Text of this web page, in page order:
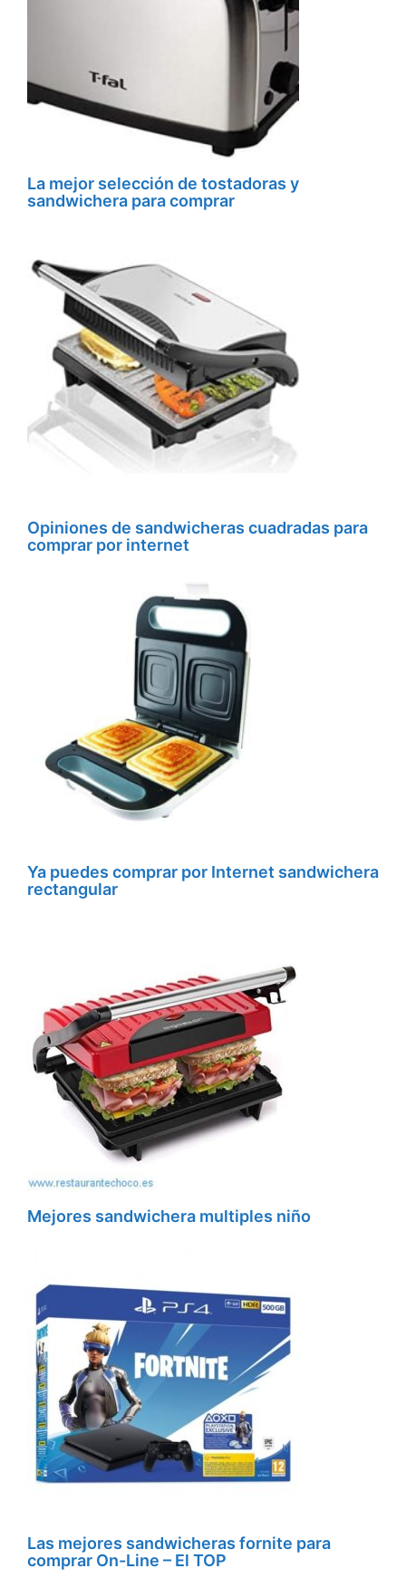
La mejor selección de tostadoras y
sandwichera para comprar
Opiniones de sandwicheras cuadradas para
comprar por internet
Ya puedes comprar por Internet sandwichera
rectangular
Mejores sandwichera multiples niño
Las mejores sandwicheras fornite para
comprar On-Line – El TOP